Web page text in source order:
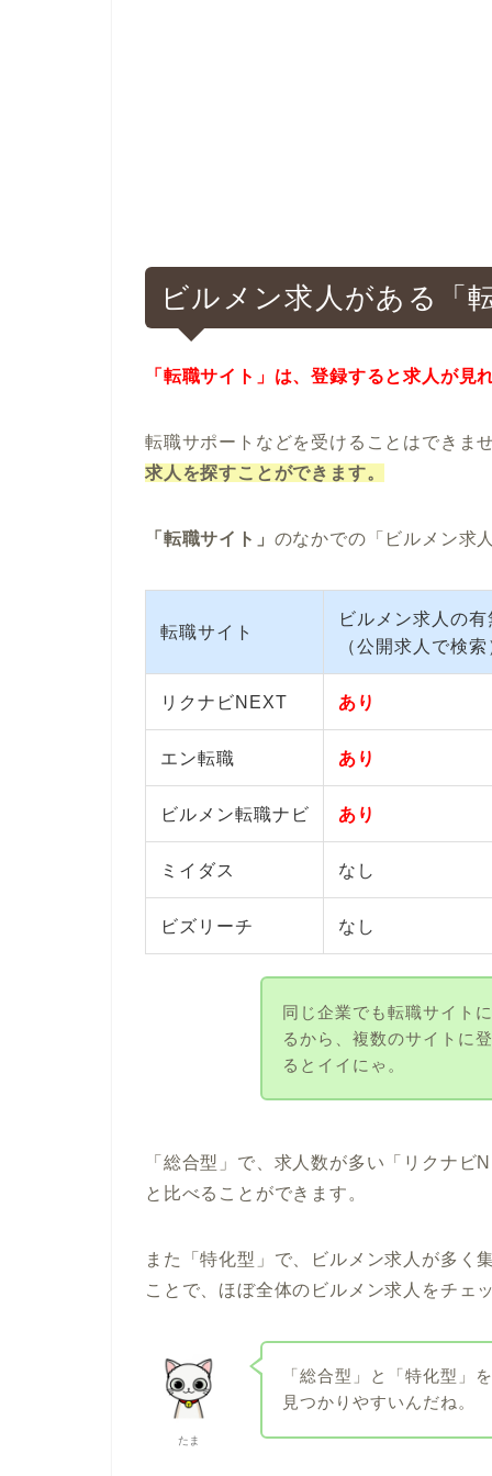
ビルメン求人がある「
「転職サイト」は、登録すると求人が見
転職サポートなどを受けることはできま
求人を探すことができます。
「転職サイト」 のなかでの「ビルメン求
転職サイト
ビルメン求人の有
（公開求人で検索
リクナビNEXT あり
エン転職 あり
ビルメン転職ナビ あり
ミイダス なし
ビズリーチ なし
同じ企業でも転職サイト
るから、複数のサイトに
るとイイにゃ。
「総合型」で、求人数が多い「リクナ
と比べることができます。
また「特化型」で、ビルメン求人が多く
ことで、ほぼ全体のビルメン求人をチェ
たま
「総合型」と「特化型」
見つかりやすいんだね。